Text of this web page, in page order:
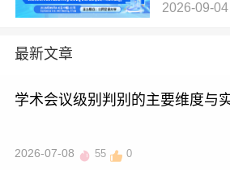
2026-09-04
最新文章
学术会议级别判别的主要维度与
2026-07-08 55 0